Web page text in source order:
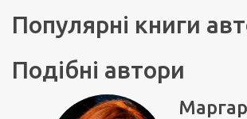
Популярні книги
Подібні автори